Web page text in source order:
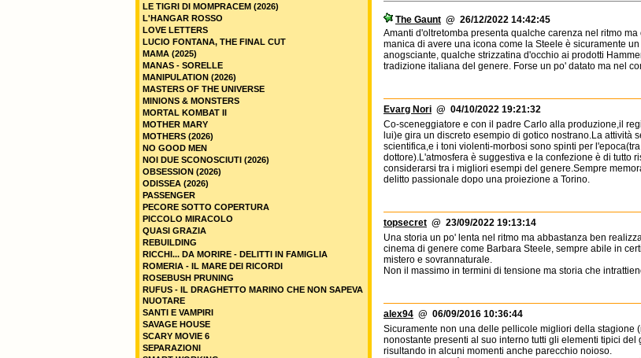
The Gaunt @ 26/12/2022 14:42:45
Amanti d'oltretomba presenta qualche carenza nel ritmo
manica di avere una icona come la Steele è sicuramente
anogsciante, qualche strizzatina d'occhio ai prodotti
tradizione italiana del genere. Forse un po' datato ma nel
Evarg Nori @ 04/10/2022 19:21:32
Co-sceneggiatore e con il padre Carlo alla produzione,il
lui)e gira un discreto esempio di gotico nostrano.La attività
scientifica,e i toni violenti-morbosi sono spinti per
dottore).L'atmosfera è suggestiva e la confezione è di tutto
considerarsi tra i migliori esempi del genere.Sempre
delitto passionale dopo una proiezione a Torino.
topsecret @ 23/09/2022 19:13:14
Una storia un po' lenta nel ritmo ma abbastanza ben
cinema di genere come Barbara Steele, sempre abile in
mistero e sovrannaturale.
Non il massimo in termini di tensione ma storia che
alex94 @ 06/09/2016 10:36:44
Sicuramente non una delle pellicole migliori della stagione
nonostante presenti al suo interno tutti gli elementi tipici
risultando in alcuni momenti anche parecchio noioso.
LE TIGRI DI MOMPRACEM (2026)
L'HANGAR ROSSO
LOVE LETTERS
LUCIO FONTANA, THE FINAL CUT
MAMA (2025)
MANAS - SORELLE
MANIPULATION (2026)
MASTERS OF THE UNIVERSE
MINIONS & MONSTERS
MORTAL KOMBAT II
MOTHER MARY
MOTHERS (2026)
NO GOOD MEN
NOI DUE SCONOSCIUTI (2026)
OBSESSION (2026)
ODISSEA (2026)
PASSENGER
PECORE SOTTO COPERTURA
PICCOLO MIRACOLO
QUASI GRAZIA
REBUILDING
RICCHI... DA MORIRE - DELITTI IN FAMIGLIA
ROMERIA - IL MARE DEI RICORDI
ROSEBUSH PRUNING
RUFUS - IL DRAGHETTO MARINO CHE NON SAPEVA
NUOTARE
SANTI E VAMPIRI
SAVAGE HOUSE
SCARY MOVIE 6
SEPARAZIONI